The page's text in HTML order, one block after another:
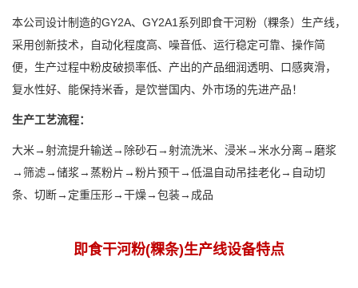
本公司设计制造的GY2A、GY2A1系列即食干河粉（粿条）生产线，
采用创新技术，自动化程度高、噪音低、运行稳定可靠、操作简
便，生产过程中粉皮破损率低、产出的产品细润透明、口感爽滑，
复水性好、能保持米香，是饮誉国内、外市场的先进产品！
生产工艺流程：
大米→射流提升输送→除砂石→射流洗米、浸米→米水分离→磨浆
→筛滤→储浆→蒸粉片→粉片预干→低温自动吊挂老化→自动切
条、切断→定重压形→干燥→包装→成品
即食干河粉(粿条)生产线设备特点